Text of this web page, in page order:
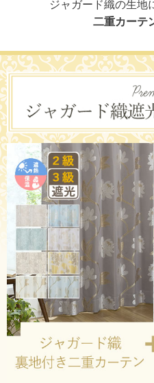
ジャガード織の生地
二重カーテ